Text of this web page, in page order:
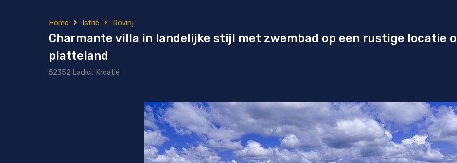
Home Istrië Rovinj
Charmante villa in landelijke stijl met zwembad op een rustige locatie
platteland
52352 Ladici, Kroatië